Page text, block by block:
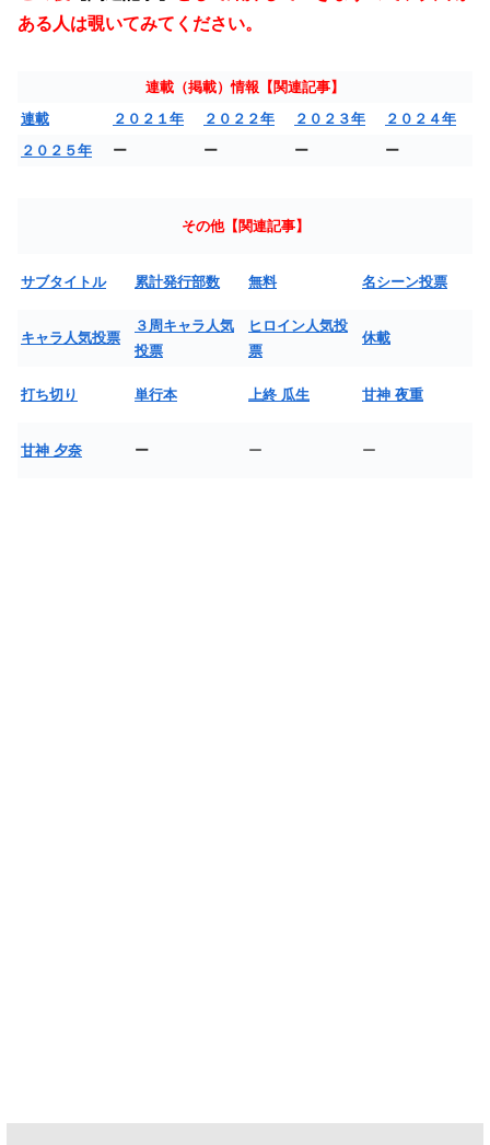
ある人は覗いてみてください。
連載（掲載）情報【関連記事】
連載
２０２１年 ２０２２年 ２０２３年
２０２４年
２０２５年
ー ー ー ー
その他【関連記事】
サブタイトル 累計発行部数 無料 名シーン投票
キャラ人気投票
３周キャラ人気
投票
ヒロイン人気投
票
休載
打ち切り 単行本 上終 瓜生 甘神 夜重
甘神 夕奈 ー ー ー